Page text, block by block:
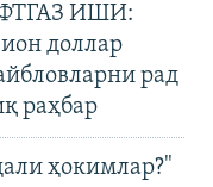
ИШИ:
доллар
рад
раҳбар
ҳокимлар?"